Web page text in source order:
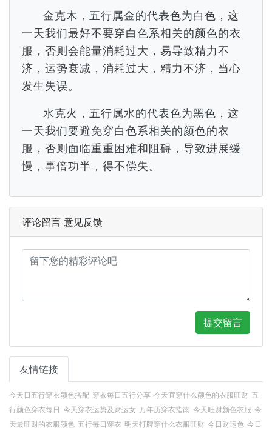
金克木，五行属金的代表色为白色，这
一天我们最好不要穿白色系相关的颜色的衣
服，否则会能量消耗过大，易导致精力不
济，运势衰减，消耗过大，精力不济，当心
发生失误。
水克火，五行属水的代表色为黑色，这
一天我们要避免穿白色系相关的颜色的衣
服，否则面临重重困难和阻碍，导致进展缓
慢，事倍功半，得不偿失。
评论留言 意见反馈
提交留言
友情链接
今天日五行穿衣颜色搭配 穿衣每日五行分享 今天宜穿什么颜色的衣服旺财 五
行颜色穿衣每日 今天穿衣运势及财运女 万年历穿衣指南 今天旺财颜色衣服 今
天最旺财的衣服颜色 五行毎日穿衣 明天打牌穿什么衣服旺财 今日财运色 今日